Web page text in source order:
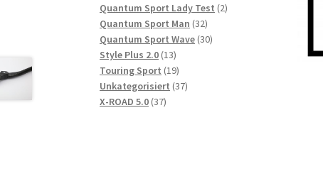
Produkte
Quantum Sport Lady Test 22
Quantum Sport Man 3232
Produkte
Quantum Sport Wave 3030
Style Plus 2.0 1313
Produkte
Touring Sport 1919
Produkte
Unkategorisiert 3737
X-ROAD 5.0 3737